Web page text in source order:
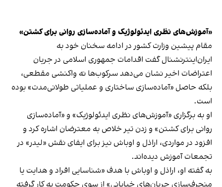
«آموزش‌های نظری ایدئولوژیک و آماده‌سازی روانی برای کشتن»
مقام پیشین وزارت کشور در ادامه سخنان خود به
ایران‌اینترنشنال گفت اقدامات جمهوری اسلامی در جریان
اعتراضات اخیر نشان می‌دهد سرکوب‌ها نه واکنشی مقطعی،
بلکه حاصل «آماده‌سازی ساختاری و عملیاتی طولانی‌مدت» بوده
است.
او به برگزاری «آموزش‌های نظری ایدئولوژیک» و «آماده‌سازی
روانی برای کشتن» و زدن تیر خلاص به معترضان اشاره کرد و
افزود در مواردی، اراذل و اوباش نیز برای ایفای نقش «لیدر» در
تجمعات آموزش دیده‌اند.
به گفته او، اراذل و اوباش با هدف «شناسایی افراد و هدایت یا
منحرف‌سازی جریان‌های خیابانی» از سوی حکومت به کار گرفته‌